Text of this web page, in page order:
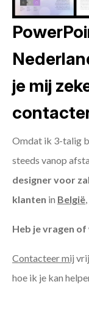
je mij
Omdat ik 3-talig
steeds vanop
designer voor
klanten in België,
Heb je vragen
Contacteer mij
hoe ik je kan